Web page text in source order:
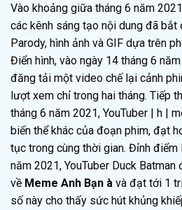
Vào khoảng giữa tháng 6 năm
các kênh sáng tạo nội dung đã
Parody, hình ảnh và GIF dựa trên
Điển hình, vào ngày 14 tháng 6
đăng tải một video chế lại cảnh
lượt xem chỉ trong hai tháng. Tiếp
tháng 6 năm 2021, YouTuber | h |
biến thể khác của đoạn phim, đạt
tục trong cùng thời gian. Đỉnh điểm
năm 2021, YouTuber Duck
về Meme Anh Bạn à và đạt tới 1
số này cho thấy sức hút khủng